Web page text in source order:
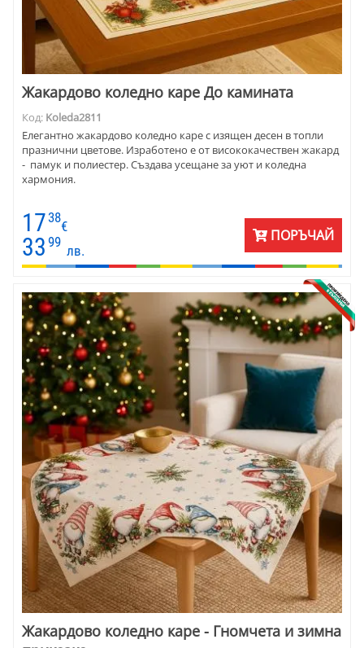
Жакардово коледно каре До камината
Код: Koleda2811
Елегантно жакардово коледно каре с изящен десен в топли
празнични цветове. Изработено е от висококачествен жакард
- памук и полиестер. Създава усещане за уют и коледна
хармония.
17 38
€
33 99
лв.
ПОРЪЧАЙ
Жакардово коледно каре - Гномчета и зимна